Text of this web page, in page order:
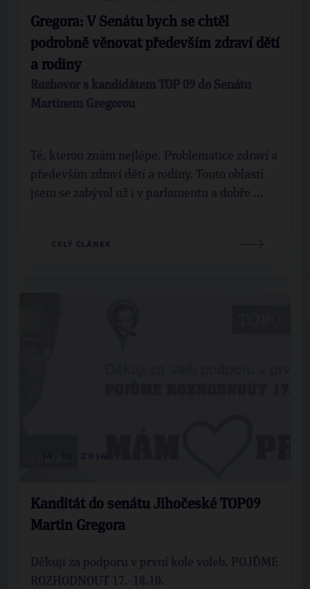
Gregora: V Senátu bych se chtěl
podrobně věnovat především zdraví dětí
a rodiny
Rozhovor s kandidátem TOP 09 do Senátu
Martinem Gregorou
Té, kterou znám nejlépe. Problematice zdraví a
především zdraví dětí a rodiny. Touto oblastí
jsem se zabýval už i v parlamentu a dobře ...
CELÝ ČLÁNEK
Kanditát do senátu Jihočeské TOP09
Martin Gregora
Děkuji za podporu v první kole voleb. POJĎME
ROZHODNOUT 17.-18.10.